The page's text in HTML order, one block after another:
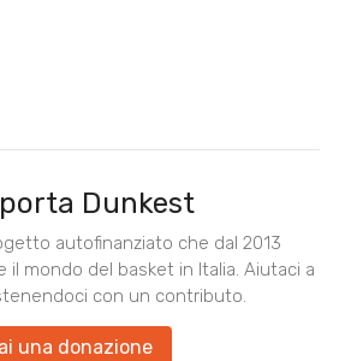
Dunkest
autofinanziato che dal 2013
il mondo del basket in Italia. Aiutaci a
con un contributo.
una donazione